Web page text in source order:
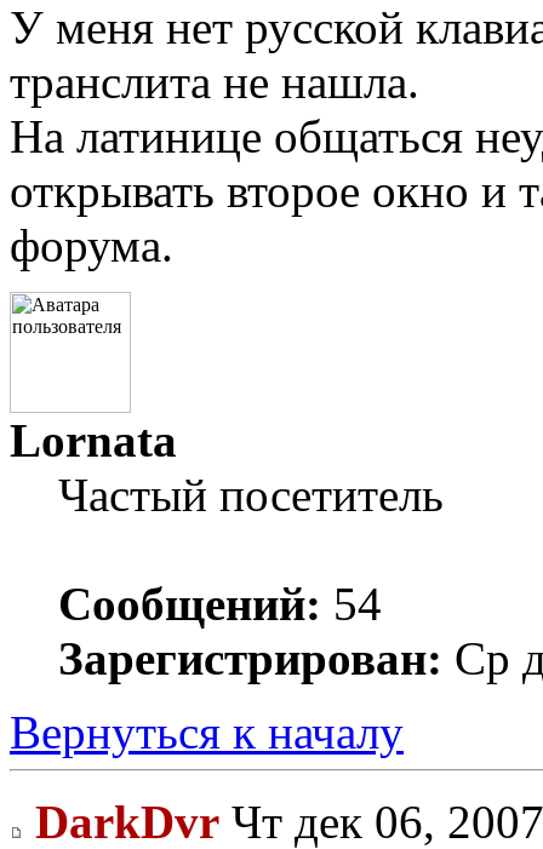
У меня нет русской
транслита не нашла.
На латинице общаться
открывать второе окно и
форума.
Lornata
Частый посетитель
Сообщений: 54
Зарегистрирован: Ср
Вернуться к началу
DarkDvr Чт дек 06,